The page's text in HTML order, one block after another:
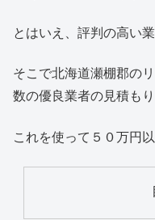
とはいえ、評判の高い
そこで北海道瀬棚郡の
数の優良業者の見積も
これを使って５０万円